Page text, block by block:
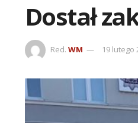
Dostał
Red. WM 19 lutego